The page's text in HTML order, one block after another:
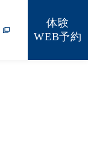
体験
WEB予約